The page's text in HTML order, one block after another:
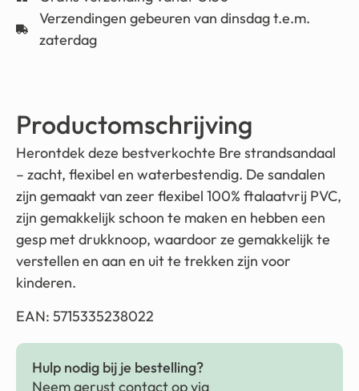
Verzendingen gebeuren van dinsdag t.e.m.
zaterdag
Productomschrijving
Herontdek deze bestverkochte Bre strandsandaal
– zacht, flexibel en waterbestendig. De sandalen
zijn gemaakt van zeer flexibel 100% ftalaatvrij PVC,
zijn gemakkelijk schoon te maken en hebben een
gesp met drukknoop, waardoor ze gemakkelijk te
verstellen en aan en uit te trekken zijn voor
kinderen.
EAN: 5715335238022
Hulp nodig bij je bestelling?
Neem gerust contact op via